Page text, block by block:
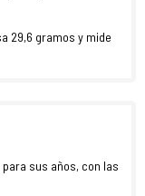
29,6 gramos y mide
sus años, con las